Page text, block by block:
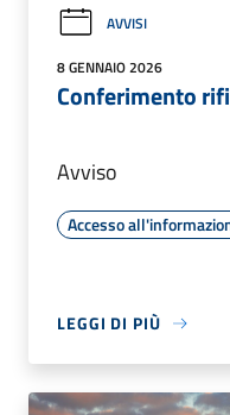
AVVISI
8 GENNAIO 2026
Conferimento
Avviso
Accesso
LEGGI DI PIÙ